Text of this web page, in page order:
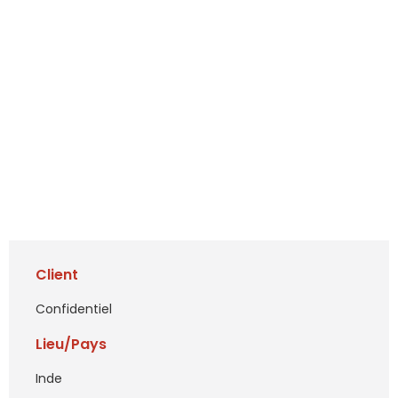
Client
Confidentiel
Lieu/Pays
Inde